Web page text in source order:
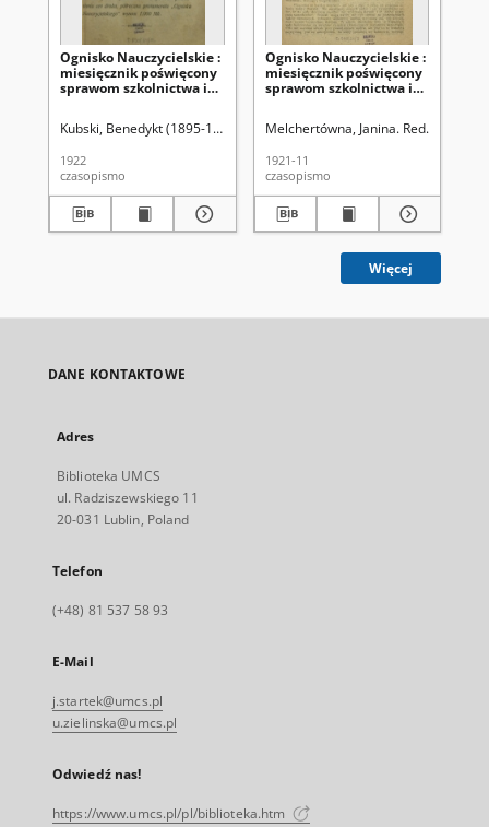
Ognisko Nauczycielskie :
miesięcznik poświęcony
sprawom szkolnictwa i
Kubski, Benedykt (1895-1966). Red Melchertówna, Janina. Red.
1922
czasopismo
Ognisko Nauczycielskie :
miesięcznik poświęcony
sprawom szkolnictwa i
Melchertówna, Janina. Red.
1921-11
czasopismo
Więcej
DANE KONTAKTOWE
Adres
Biblioteka UMCS
ul. Radziszewskiego 11
20-031 Lublin, Poland
Telefon
(+48) 81 537 58 93
E-Mail
j.startek@umcs.pl
u.zielinska@umcs.pl
Odwiedź nas!
https://www.umcs.pl/pl/biblioteka.htm